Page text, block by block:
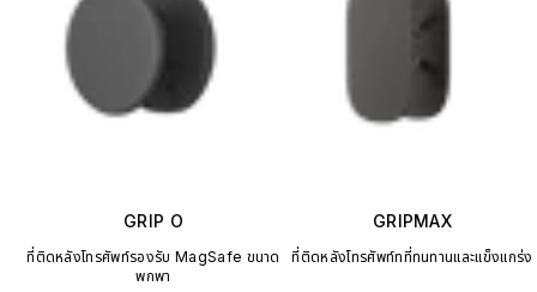
GRIP O
ที่ติดหลังโทรศัพท์รองรับ MagSafe ขนาด
พกพา
GRIPMAX
ที่ติดหลังโทรศัพท์ทที่ทนทานและแข็งแกร่ง